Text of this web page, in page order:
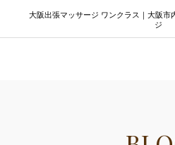
大阪出張マッサージ ワンクラス｜大阪市
ジ